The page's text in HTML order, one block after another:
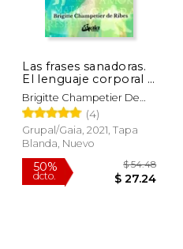
12%
dcto.
Las frases sanadoras.
El lenguaje corporal y
espacial en las
Constelaciones
Familiares
Brigitte Champetier De
Ribes
(4)
Grupal/Gaia, 2021, Tapa
Blanda, Nuevo